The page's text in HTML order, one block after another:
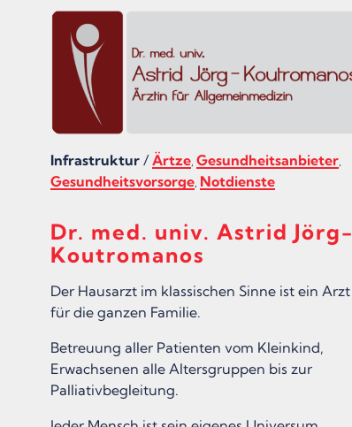
Infrastruktur /Ärtze Gesundheitsanbieter
Gesundheitsvorsorge Notdienste
Dr. med. univ. Astrid Jörg-
Koutromanos
Der Hausarzt im klassischen Sinne ist ein Arzt
für die ganzen Familie.
Betreuung aller Patienten vom Kleinkind,
Erwachsenen alle Altersgruppen bis zur
Palliativbegleitung.